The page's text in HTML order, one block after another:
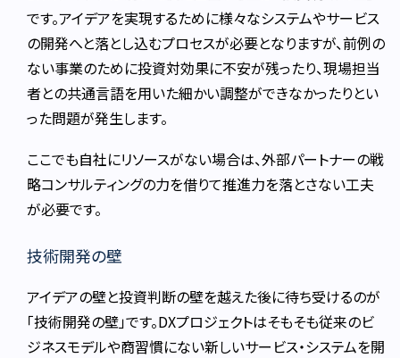
です。アイデアを実現するために様々なシステムやサービス
の開発へと落とし込むプロセスが必要となりますが、前例の
ない事業のために投資対効果に不安が残ったり、現場担当
者との共通言語を用いた細かい調整ができなかったりとい
った問題が発生します。
ここでも自社にリソースがない場合は、外部パートナーの戦
略コンサルティングの力を借りて推進力を落とさない工夫
が必要です。
技術開発の壁
アイデアの壁と投資判断の壁を越えた後に待ち受けるのが
「技術開発の壁」です。DXプロジェクトはそもそも従来のビ
ジネスモデルや商習慣にない新しいサービス・システムを開